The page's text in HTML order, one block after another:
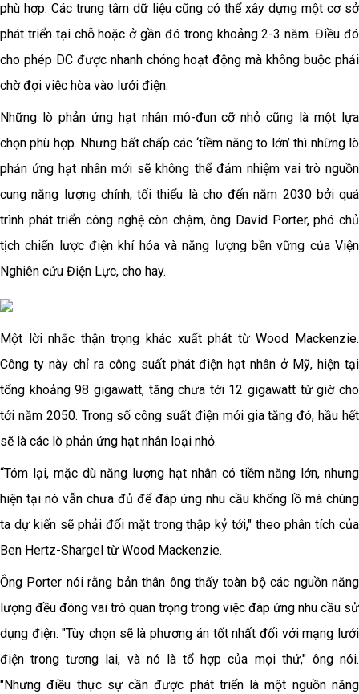
phù hợp. Các trung tâm dữ liệu cũng có thể xây dựng một cơ sở
phát triển tại chỗ hoặc ở gần đó trong khoảng 2-3 năm. Điều đó
cho phép DC được nhanh chóng hoạt động mà không buộc phải
chờ đợi việc hòa vào lưới điện.
Những lò phản ứng hạt nhân mô-đun cỡ nhỏ cũng là một lựa
chọn phù hợp. Nhưng bất chấp các ‘tiềm năng to lớn’ thì những lò
phản ứng hạt nhân mới sẽ không thể đảm nhiệm vai trò nguồn
cung năng lượng chính, tối thiểu là cho đến năm 2030 bởi quá
trình phát triển công nghệ còn chậm, ông David Porter, phó chủ
tịch chiến lược điện khí hóa và năng lượng bền vững của Viện
Nghiên cứu Điện Lực, cho hay.
Một lời nhắc thận trọng khác xuất phát từ Wood Mackenzie.
Công ty này chỉ ra công suất phát điện hạt nhân ở Mỹ, hiện tại
tổng khoảng 98 gigawatt, tăng chưa tới 12 gigawatt từ giờ cho
tới năm 2050. Trong số công suất điện mới gia tăng đó, hầu hết
sẽ là các lò phản ứng hạt nhân loại nhỏ.
“Tóm lại, mặc dù năng lượng hạt nhân có tiềm năng lớn, nhưng
hiện tại nó vẫn chưa đủ để đáp ứng nhu cầu khổng lồ mà chúng
ta dự kiến sẽ phải đối mặt trong thập kỷ tới," theo phân tích của
Ben Hertz-Shargel từ Wood Mackenzie.
Ông Porter nói rằng bản thân ông thấy toàn bộ các nguồn năng
lượng đều đóng vai trò quan trọng trong việc đáp ứng nhu cầu sử
dụng điện. "Tùy chọn sẽ là phương án tốt nhất đối với mạng lưới
điện trong tương lai, và nó là tổ hợp của mọi thứ," ông nói.
"Nhưng điều thực sự cần được phát triển là một nguồn năng